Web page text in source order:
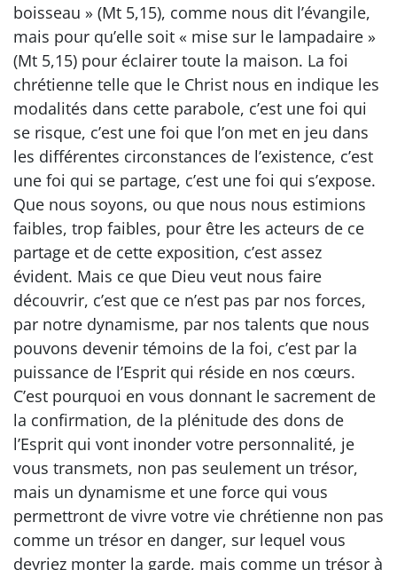
boisseau » (Mt 5,15), comme nous dit l’évangile,
mais pour qu’elle soit « mise sur le lampadaire »
(Mt 5,15) pour éclairer toute la maison. La foi
chrétienne telle que le Christ nous en indique les
modalités dans cette parabole, c’est une foi qui
se risque, c’est une foi que l’on met en jeu dans
les différentes circonstances de l’existence, c’est
une foi qui se partage, c’est une foi qui s’expose.
Que nous soyons, ou que nous nous estimions
faibles, trop faibles, pour être les acteurs de ce
partage et de cette exposition, c’est assez
évident. Mais ce que Dieu veut nous faire
découvrir, c’est que ce n’est pas par nos forces,
par notre dynamisme, par nos talents que nous
pouvons devenir témoins de la foi, c’est par la
puissance de l’Esprit qui réside en nos cœurs.
C’est pourquoi en vous donnant le sacrement de
la confirmation, de la plénitude des dons de
l’Esprit qui vont inonder votre personnalité, je
vous transmets, non pas seulement un trésor,
mais un dynamisme et une force qui vous
permettront de vivre votre vie chrétienne non pas
comme un trésor en danger, sur lequel vous
devriez monter la garde, mais comme un trésor à